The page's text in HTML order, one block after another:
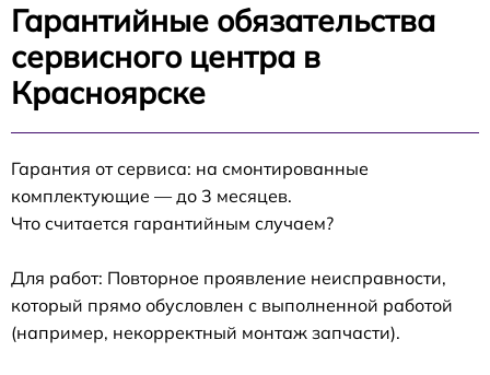
Гарантийные обязательства
сервисного центра в
Красноярске
Гарантия от сервиса: на смонтированные
комплектующие — до 3 месяцев.
Что считается гарантийным случаем?
Для работ: Повторное проявление неисправности,
который прямо обусловлен с выполненной работой
(например, некорректный монтаж запчасти).